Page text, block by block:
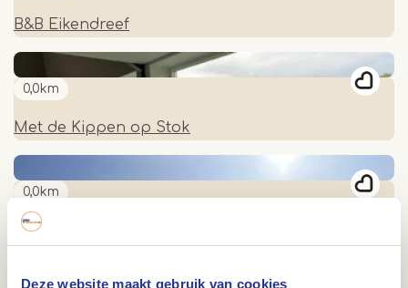
Deze website maakt gebruik van cookies
B&B Eikendreef
0,0km
Met de Kippen op Stok
0,0km
Jachthaven en Camperplaats Hanssum